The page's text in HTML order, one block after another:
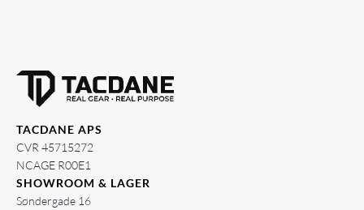
TACDANE APS
CVR 45715272
NCAGE R00E1
SHOWROOM & LAGER
Søndergade 16